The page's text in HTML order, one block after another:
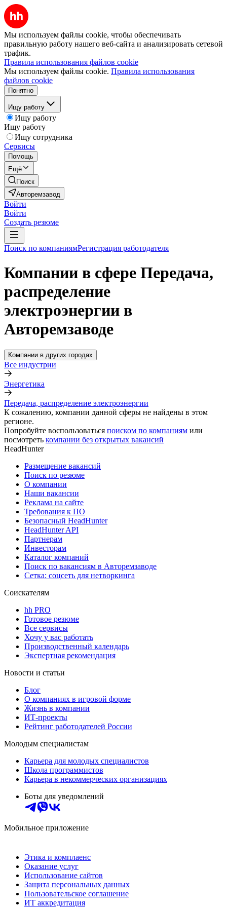
Мы используем файлы cookie, чтобы обеспечивать
правильную работу нашего веб-сайта и анализировать сетевой
трафик.
Правила использования файлов cookie
Мы используем файлы cookie. Правила использования
файлов cookie
Понятно
Ищу работу
Ищу работу
Ищу работу
Ищу сотрудника
Сервисы
Помощь
Ещё
Поиск
Авторемзавод
Войти
Войти
Создать резюме
Поиск по компаниямРегистрация работодателя
Компании в сфере Передача,
распределение
электроэнергии в
Авторемзаводе
Компании в других городах
Все индустрии
Энергетика
Передача, распределение электроэнергии
К сожалению, компании данной сферы не найдены в этом
регионе.
Попробуйте воспользоваться поиском по компаниям или
посмотреть компании без открытых вакансий
HeadHunter
Размещение вакансий
Поиск по резюме
О компании
Наши вакансии
Реклама на сайте
Требования к ПО
Безопасный HeadHunter
HeadHunter API
Партнерам
Инвесторам
Каталог компаний
Поиск по вакансиям в Авторемзаводе
Сетка: соцсеть для нетворкинга
Соискателям
hh PRO
Готовое резюме
Все сервисы
Хочу у вас работать
Производственный календарь
Экспертная рекомендация
Новости и статьи
Блог
О компаниях в игровой форме
Жизнь в компании
ИТ-проекты
Рейтинг работодателей России
Молодым специалистам
Карьера для молодых специалистов
Школа программистов
Карьера в некоммерческих организациях
Боты для уведомлений
Мобильное приложение
Этика и комплаенс
Оказание услуг
Использование сайтов
Защита персональных данных
Пользовательское соглашение
ИТ аккредитация